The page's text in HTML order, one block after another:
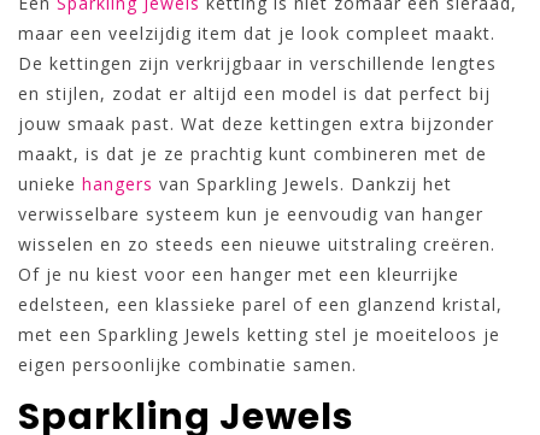
maar een veelzijdig item dat je look compleet maakt.
De kettingen zijn verkrijgbaar in verschillende lengtes
en stijlen, zodat er altijd een model is dat perfect bij
jouw smaak past. Wat deze kettingen extra bijzonder
maakt, is dat je ze prachtig kunt combineren met de
unieke hangers van Sparkling Jewels. Dankzij het
verwisselbare systeem kun je eenvoudig van hanger
wisselen en zo steeds een nieuwe uitstraling creëren.
Of je nu kiest voor een hanger met een kleurrijke
edelsteen, een klassieke parel of een glanzend kristal,
met een Sparkling Jewels ketting stel je moeiteloos je
eigen persoonlijke combinatie samen.
Sparkling Jewels